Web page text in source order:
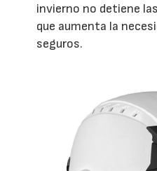
invierno no detiene
que aumenta la
seguros.